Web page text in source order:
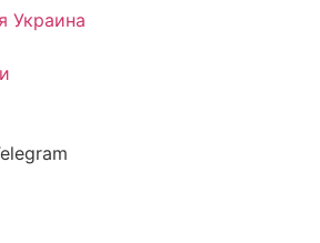
Украина